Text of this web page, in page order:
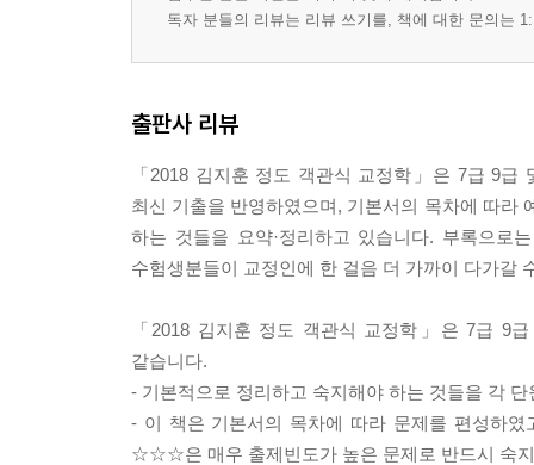
제2절 갱생보호 및 기타 사회 내 처우
제6편 교정의 민영화와 발전방향
부록 교정관련 판례
위임 규정 및 숫자 정리
독자 분들의 리뷰는 리뷰 쓰기를, 책에 대한 문의는
출판사 리뷰
「2018 김지훈 정도 객관식 교정학」은 7급 9
최신 기출을 반영하였으며, 기본서의 목차에 따라
하는 것들을 요약·정리하고 있습니다. 부록으로
수험생분들이 교정인에 한 걸음 더 가까이 다가갈
「2018 김지훈 정도 객관식 교정학」은 7급 9
같습니다.
- 기본적으로 정리하고 숙지해야 하는 것들을 각
- 이 책은 기본서의 목차에 따라 문제를 편성하
☆☆☆은 매우 출제빈도가 높은 문제로 반드시 숙